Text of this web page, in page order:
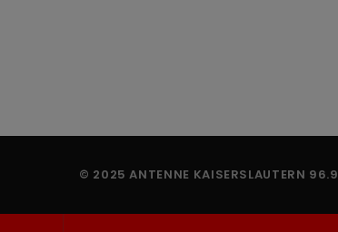
© 2025 ANTENNE KAISERSLAUTERN 96.9